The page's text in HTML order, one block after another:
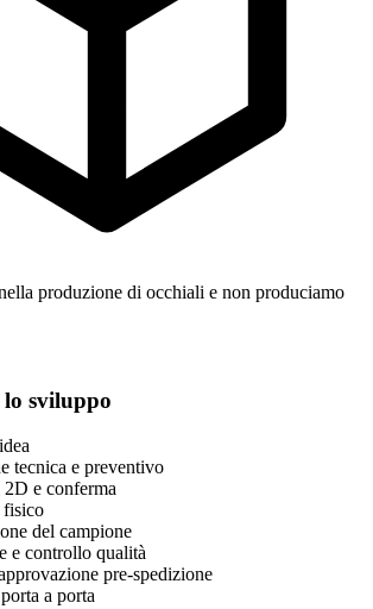
produzione di occhiali e non produciamo
sviluppo
tecnica e preventivo
e conferma
fisico
del campione
e controllo qualità
pre-spedizione
a porta